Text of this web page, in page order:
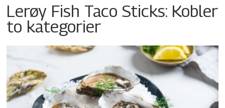
Lerøy Fish Taco Sticks: Kobler
to kategorier